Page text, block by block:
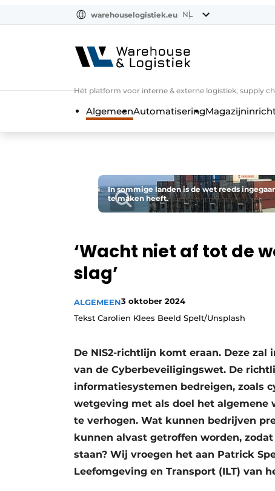
warehouselogistiek.eu NL
Hét platform voor interne & externe logistiek, supply
AlgemeenAutomatisering
In sommige landen is de wet reeds
te maken heeft.
‘Wacht niet af tot de
slag’
ALGEMEEN3 oktober 2024
Tekst Carolien Klees Beeld Spelt/Unsplash
De NIS2-richtlijn komt eraan. Deze
van de Cyberbeveiligingswet. De
informatiesystemen bedreigen, zoals
wetgeving met als doel het algemene
te verhogen. Wat kunnen bedrijven
kunnen alvast getroffen worden,
staan? Wij vroegen het aan Patrick
Leefomgeving en Transport (ILT) van